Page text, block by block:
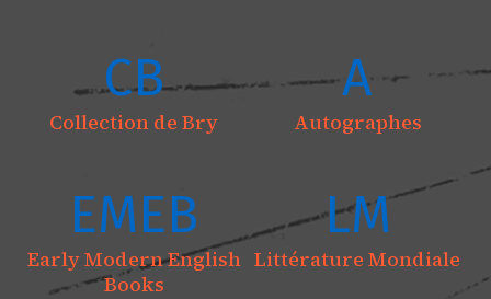
CB
Collection de Bry
A
Autographes
EMEB
Early Modern English
Books
LM
Littérature Mondiale